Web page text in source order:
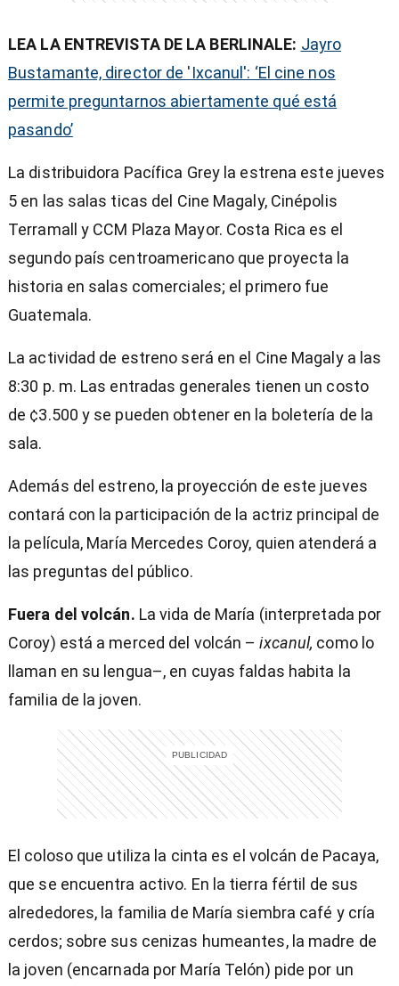
LEA LA ENTREVISTA DE LA BERLINALE: Jayro
Bustamante, director de 'Ixcanul': ‘El cine nos
permite preguntarnos abiertamente qué está
pasando’
La distribuidora Pacífica Grey la estrena este jueves
5 en las salas ticas del Cine Magaly, Cinépolis
Terramall y CCM Plaza Mayor. Costa Rica es el
segundo país centroamericano que proyecta la
historia en salas comerciales; el primero fue
Guatemala.
La actividad de estreno será en el Cine Magaly a las
8:30 p. m. Las entradas generales tienen un costo
de ¢3.500 y se pueden obtener en la boletería de la
sala.
Además del estreno, la proyección de este jueves
contará con la participación de la actriz principal de
la película, María Mercedes Coroy, quien atenderá a
las preguntas del público.
Fuera del volcán. La vida de María (interpretada por
Coroy) está a merced del volcán –ixcanul, como lo
llaman en su lengua–, en cuyas faldas habita la
familia de la joven.
El coloso que utiliza la cinta es el volcán de Pacaya,
que se encuentra activo. En la tierra fértil de sus
alrededores, la familia de María siembra café y cría
cerdos; sobre sus cenizas humeantes, la madre de
la joven (encarnada por María Telón) pide por un